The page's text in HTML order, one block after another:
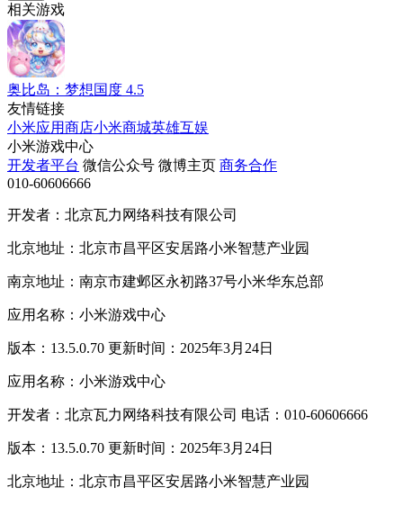
相关游戏
奥比岛：梦想国度 4.5
友情链接
小米应用商店小米商城英雄互娱
小米游戏中心
开发者平台 微信公众号 微博主页 商务合作
010-60606666
开发者：北京瓦力网络科技有限公司
北京地址：北京市昌平区安居路小米智慧产业园
南京地址：南京市建邺区永初路37号小米华东总部
应用名称：小米游戏中心
版本：13.5.0.70 更新时间：2025年3月24日
应用名称：小米游戏中心
开发者：北京瓦力网络科技有限公司 电话：010-60606666
版本：13.5.0.70 更新时间：2025年3月24日
北京地址：北京市昌平区安居路小米智慧产业园